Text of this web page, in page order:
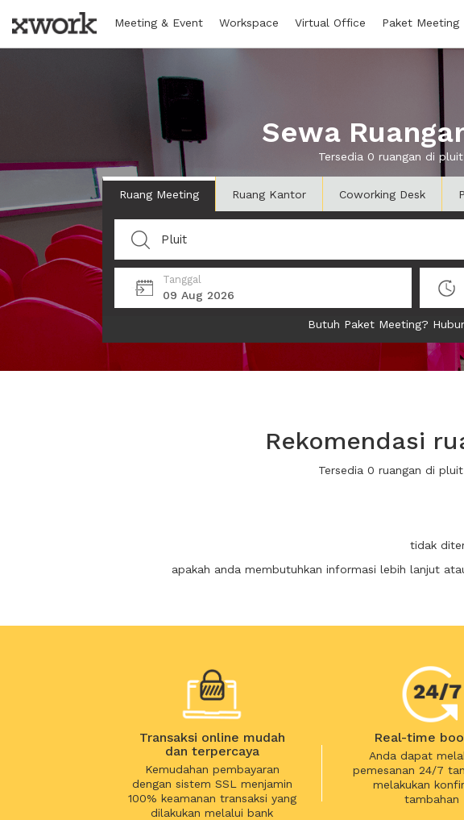
Meeting & Event Workspace Virtual Office Paket Meeting
Sewa
Tersedia 0 ruangan di
Ruang Meeting Ruang Kantor Coworking Desk
Tanggal
09 Aug 2026
Butuh Paket Meeting?
Rekomendasi
Tersedia 0 ruangan di
tidak
apakah anda membutuhkan informasi lebih lanjut
Transaksi online mudah
dan terpercaya
Kemudahan pembayaran
dengan sistem SSL menjamin
100% keamanan transaksi yang
dilakukan melalui bank
Real-time
Anda dapat
pemesanan 24/7
melakukan
tambahan